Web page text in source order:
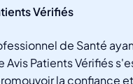
Vérifiés
de Santé
Avis Patients Vérifiés
la confiance